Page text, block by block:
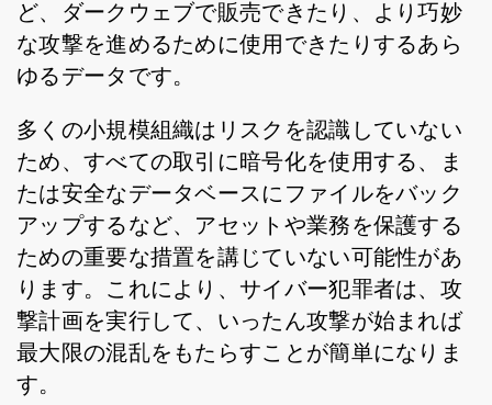
ど、ダークウェブで販売できたり、より巧妙
な攻撃を進めるために使用できたりするあら
ゆるデータです。
多くの小規模組織はリスクを認識していない
ため、すべての取引に暗号化を使用する、ま
たは安全なデータベースにファイルをバック
アップするなど、アセットや業務を保護する
ための重要な措置を講じていない可能性があ
ります。これにより、サイバー犯罪者は、攻
撃計画を実行して、いったん攻撃が始まれば
最大限の混乱をもたらすことが簡単になりま
す。